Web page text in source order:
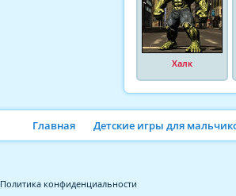
Халк
Главная Детские игры для
Политика конфиденциальности